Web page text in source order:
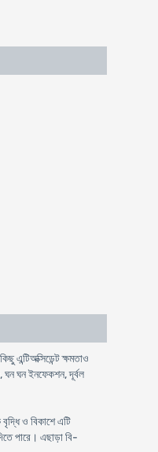
এন্টিঅক্সিডেন্ট ক্ষমতাও
ঘন ঘন ইনফেকশন, দূর্বল
ও বিকাশে এটি
পারে। এছাড়া বি-